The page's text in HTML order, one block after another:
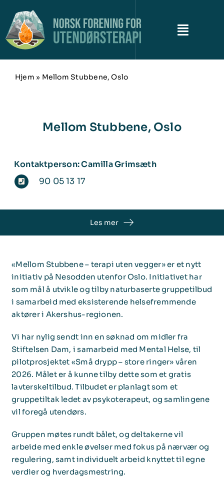
content
Toggle
Om NFUT
Campkonferansen
Utendørsterapikartet
Siste nytt
Hjem » Mellom Stubbene, Oslo
Mellom Stubbene, Oslo
Kontaktperson: Camilla Grimsæth
90 05 13 17
Les mer
«Mellom Stubbene – terapi uten vegger» er et nytt
initiativ på Nesodden utenfor Oslo. Initiativet har
som mål å utvikle og tilby naturbaserte gruppetilbud
i samarbeid med eksisterende helsefremmende
aktører i Akershus-regionen.
Vi har nylig sendt inn en søknad om midler fra
Stiftelsen Dam, i samarbeid med Mental Helse, til
pilotprosjektet «Små drypp – store ringer» våren
2026. Målet er å kunne tilby dette som et gratis
lavterskeltilbud. Tilbudet er planlagt som et
gruppetiltak ledet av psykoterapeut, og samlingene
vil foregå utendørs.
Gruppen møtes rundt bålet, og deltakerne vil
arbeide med enkle øvelser med fokus på nærvær og
regulering, samt individuelt arbeid knyttet til egne
verdier og hverdagsmestring.